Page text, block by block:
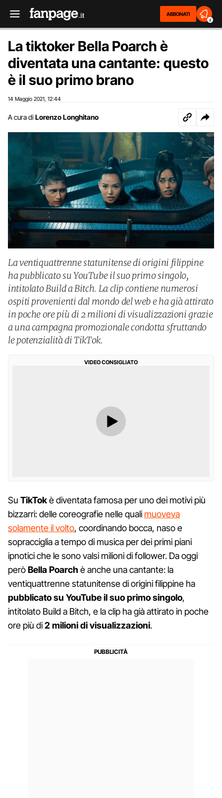
ABBONATI
2
La tiktoker Bella Poarch è
diventata una cantante: questo
è il suo primo brano
14 Maggio 2021 12:44
A cura di Lorenzo Longhitano
La ventiquattrenne statunitense di origini filippine
ha pubblicato su YouTube il suo primo singolo,
intitolato Build a Bitch. La clip contiene numerosi
ospiti provenienti dal mondo del web e ha già attirato
in poche ore più di 2 milioni di visualizzazioni grazie
a una campagna promozionale condotta sfruttando
le potenzialità di TikTok.
VIDEO CONSIGLIATO
Su TikTokè diventata famosa per uno dei motivi più
bizzarri: delle coreografie nelle quali muoveva
solamente il volto, coordinando bocca, naso e
sopracciglia a tempo di musica per dei primi piani
ipnotici che le sono valsi milioni di follower. Da oggi
peròBella Poarch è anche una cantante: la
ventiquattrenne statunitense di origini filippine ha
pubblicato su YouTube il suo primo singolo,
intitolato Build a Bitch, e la clip ha già attirato in poche
ore più di2 milioni di visualizzazioni.